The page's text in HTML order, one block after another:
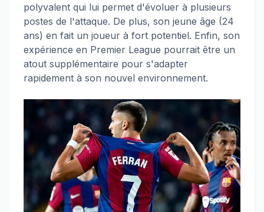
polyvalent qui lui permet d'évoluer à plusieurs
postes de l'attaque. De plus, son jeune âge (24
ans) en fait un joueur à fort potentiel. Enfin, son
expérience en Premier League pourrait être un
atout supplémentaire pour s'adapter
rapidement à son nouvel environnement.